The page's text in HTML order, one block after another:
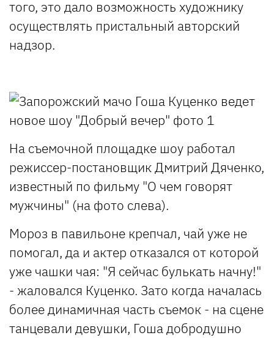
того, это дало возможность художнику
осуществлять пристальный авторский
надзор.
На съемочной площадке шоу работал
режиссер-постановщик Дмитрий Дяченко,
известный по фильму "О чем говорят
мужчины" (на фото слева).
Мороз в павильоне крепчал, чай уже не
помогал, да и актер отказался от которой
уже чашки чая: "Я сейчас булькать начну!"
- жаловался Куценко. Зато когда началась
более динамичная часть съемок - на сцене
танцевали девушки, Гоша добродушно